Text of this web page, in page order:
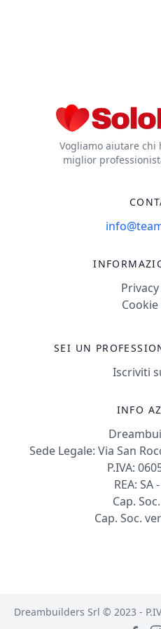
Vogliamo aiutare chi
miglior
SEI UN
Iscriviti
INFO
Sede Legale: Via San
P.IVA:
REA: SA
Cap.
Cap. Soc.
Dreambuilders Srl © 2023 -